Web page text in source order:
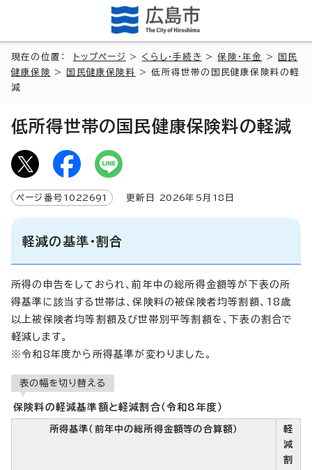
現在の位置： トップページ > くらし・手続き >保険・年金 >
国民
健康保険
> 国民健康保険料
> 低所得世帯の国民健康保険料の軽
減
低所得世帯の国民健康保険料の軽減
ページ番号 1022691 更新日 2026年5月 18 日
軽減の基準・割合
所得の申告をしておられ、前年中の総所得金額等が下表の所
得基準に該当する世帯は、保険料の被保険者均等割額、18歳
以上被保険者均等割額及び世帯別平等割額を、下表の割合で
軽減します。
※令和8年度から所得基準が変わりました。
表の幅を切り替える
保険料の軽減基準額と軽減割合（令和8年度）
所得基準（前年中の総所得金額等の合算額）
軽
減
割